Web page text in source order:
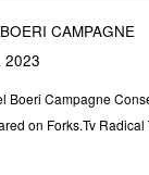
CAMPAGNE
2023
Boeri Campagne
on Forks.Tv Radical